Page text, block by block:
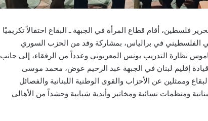
لتحرير فلسطين، أقام قطاع المرأة في الجبهة ـ البقاع احتفالاً تكريميًا
الفلسطيني في برالياس، بمشاركة وفد من الحزب السوري
نظارة التدريب يونس المعربوني وعدداً من الرفقاء، إلى جانب
قيادة إقليم لبنان في الجبهة عبد الرحيم عوض، محمد موسى
وممثلين عن الأحزاب والقوى الوطنية اللبنانية والفصائل
ومنظمات نسائية ومخاتير وأندية شبابية وحشداً من الأهالي